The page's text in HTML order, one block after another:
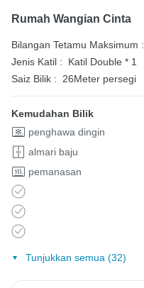
Rumah Wangian Cinta
Bilangan Tetamu Maksimum :
Jenis Katil :
Katil Double * 1
Saiz Bilik :
26Meter persegi
Kemudahan Bilik
penghawa dingin
almari baju
pemanasan
Tunjukkan semua (32)